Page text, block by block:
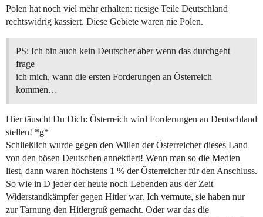
Polen hat noch viel mehr erhalten: riesige Teile Deutschland
rechtswidrig kassiert. Diese Gebiete waren nie Polen.
PS: Ich bin auch kein Deutscher aber wenn das durchgeht
frage
ich mich, wann die ersten Forderungen an Österreich
kommen…
Hier täuscht Du Dich: Österreich wird Forderungen an Deutschland
stellen! *g*
Schließlich wurde gegen den Willen der Österreicher dieses Land
von den bösen Deutschen annektiert! Wenn man so die Medien
liest, dann waren höchstens 1 % der Österreicher für den Anschluss.
So wie in D jeder der heute noch Lebenden aus der Zeit
Widerstandkämpfer gegen Hitler war. Ich vermute, sie haben nur
zur Tarnung den Hitlergruß gemacht. Oder war das die